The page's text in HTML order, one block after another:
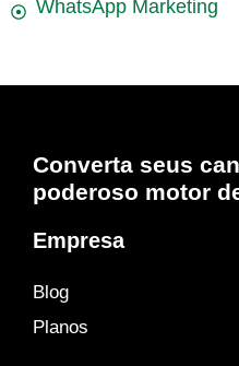
WhatsApp Marketing
Converta seus
poderoso motor
Empresa
Blog
Planos